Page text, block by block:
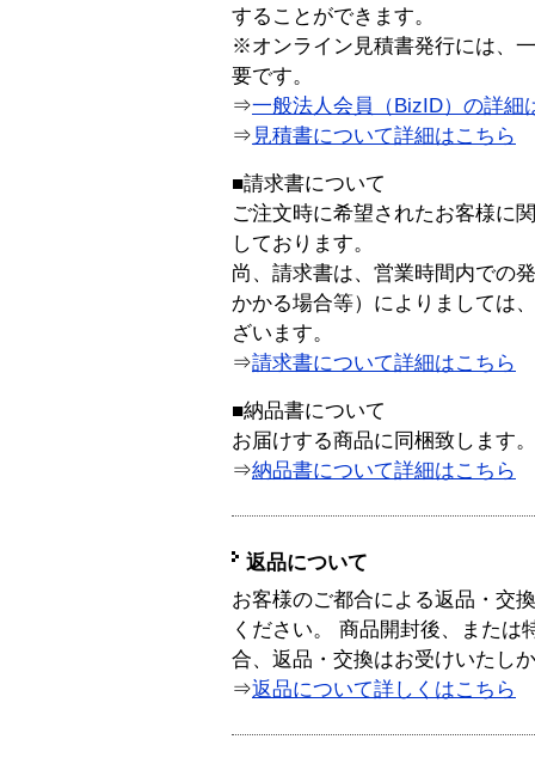
することができます。
※オンライン見積書発行には、
要です。
⇒一般法人会員（BizID）の詳細
⇒ 見積書について詳細はこちら
■請求書について
ご注文時に希望されたお客様に
しております。
尚、請求書は、営業時間内での
かかる場合等）によりましては
ざいます。
⇒請求書について詳細はこちら
■納品書について
お届けする商品に同梱致します。
⇒納品書について詳細はこちら
返品について
お客様のご都合による返品・交
ください。 商品開封後、または
合、返品・交換はお受けいたし
⇒返品について詳しくはこちら